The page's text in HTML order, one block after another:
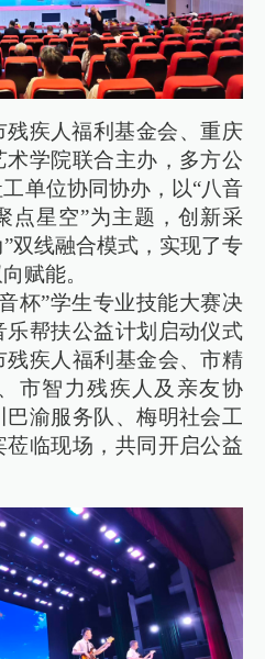
疾人福利基金会、重庆
术学院联合主办，多方公
单位协同协办，以“八音
点星空”为主题，创新采
双线融合模式，实现了专
赋能。
杯”学生专业技能大赛决
帮扶公益计划启动仪式
疾人福利基金会、市精
市智力残疾人及亲友协
渝服务队、梅明社会工
临现场，共同开启公益